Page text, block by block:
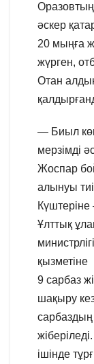
әскер
20 мыңға
жүрген,
Отан
— Биыл
мерзімді
Жоспар
алынуы
Ұлттық
қызметіне
9 сарбаз
шақыру
ішінде